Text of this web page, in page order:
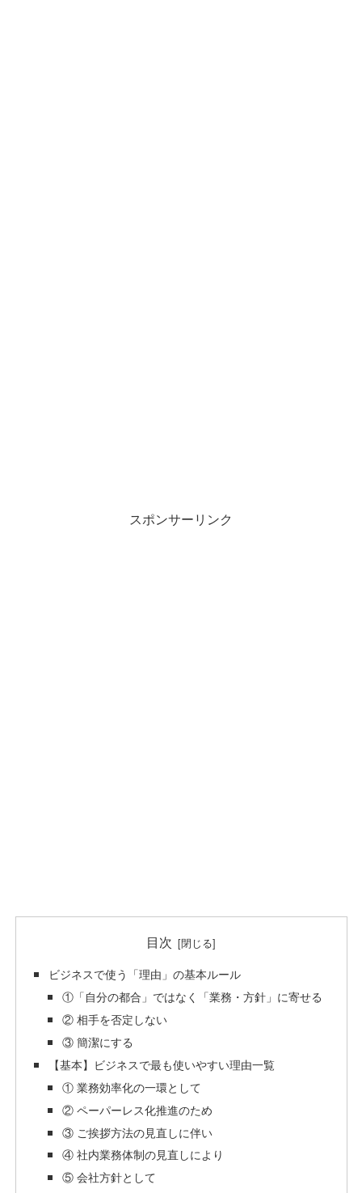
スポンサーリンク
目次
ビジネスで使う「理由」の基本ルール
①「自分の都合」ではなく「業務・方針」に寄せる
② 相手を否定しない
③ 簡潔にする
【基本】ビジネスで最も使いやすい理由一覧
① 業務効率化の一環として
② ペーパーレス化推進のため
③ ご挨拶方法の見直しに伴い
④ 社内業務体制の見直しにより
⑤ 会社方針として